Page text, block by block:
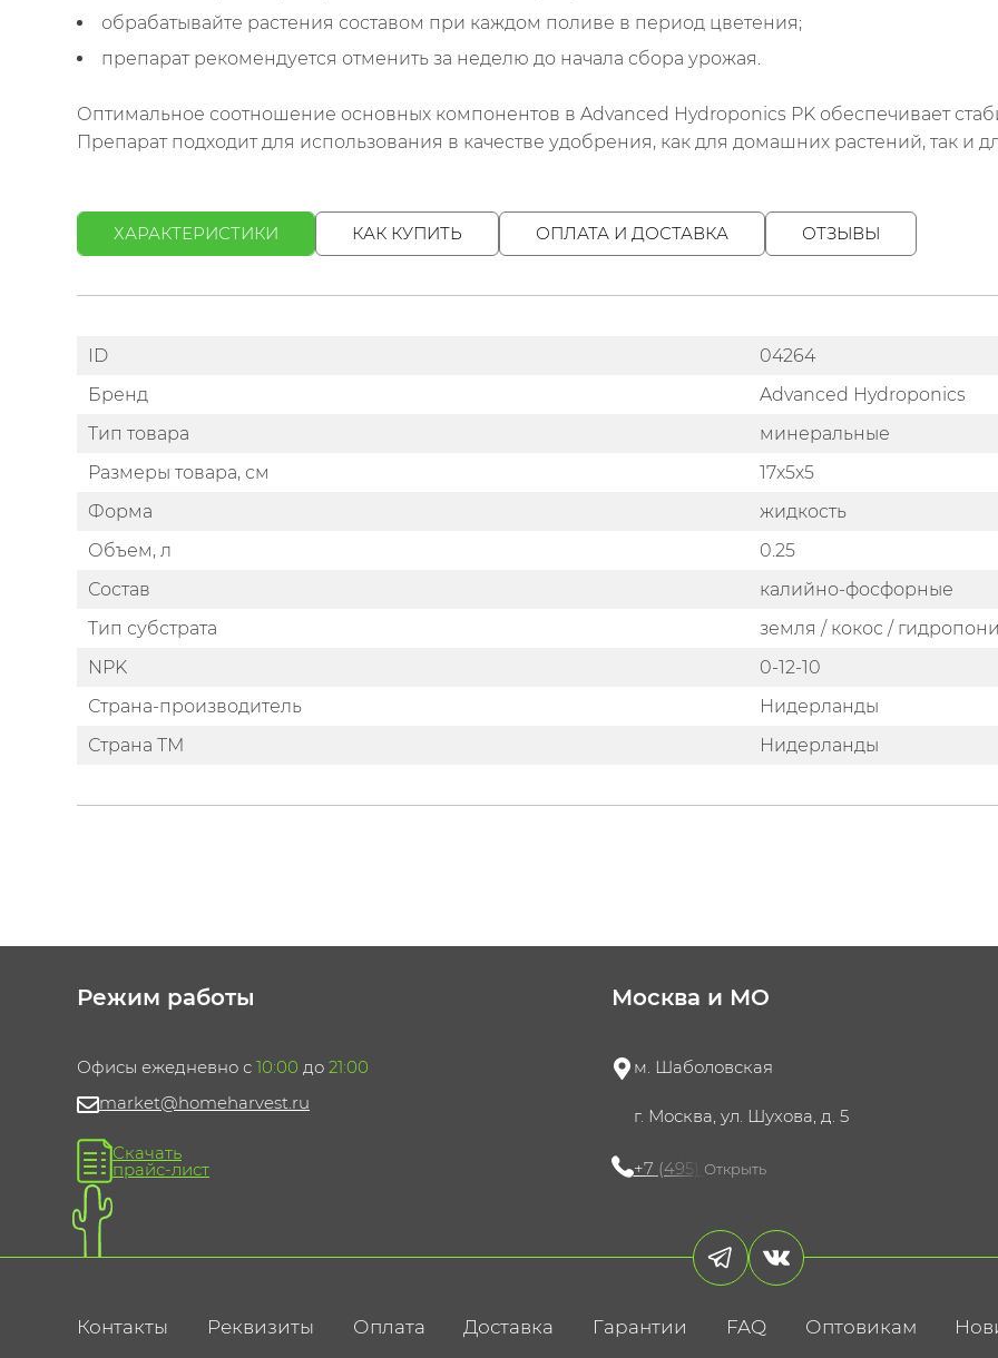
обрабатывайте растения составом при каждом поливе в период цветения;
препарат рекомендуется отменить за неделю до начала сбора урожая.
Оптимальное соотношение основных компонентов в Advanced Hydroponics PK обеспечивает
Препарат подходит для использования в качестве удобрения, как для домашних растений, так и
ХАРАКТЕРИСТИКИ КАК КУПИТЬ ОПЛАТА И ДОСТАВКА ОТЗЫВЫ
ID
04264
Бренд
Advanced Hydroponics
Тип товара
минеральные
Размеры товара, см
17х5х5
Форма
жидкость
Объем, л
0.25
Состав
калийно-фосфорные
Тип субстрата
земля / кокос /
NPK
0-12-10
Страна-производитель
Нидерланды
Страна ТМ
Нидерланды
Режим работы
Офисы ежедневно с 10:00 до 21:00
market@homeharvest.ru
Скачать
прайс-лист
Москва и МО
м. Шаболовская
г. Москва, ул. Шухова, д. 5
+7 (495) 721-60-15
Открыть
Контакты Реквизиты Оплата Доставка Гарантии FAQ Оптовикам